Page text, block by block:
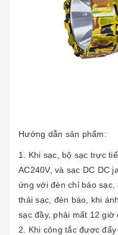
Hướng dẫn sản phẩm:
1. Khi sạc, bộ sạc trực
AC240V, và sạc DC DC
ứng với đèn chỉ báo
thái sạc, đèn báo, khi
sạc đầy, phải mất 12 giờ
2. Khi công tắc được